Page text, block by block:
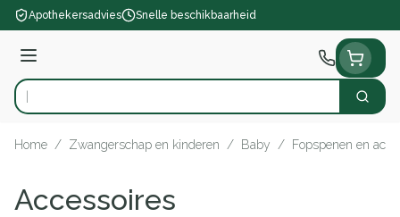
Ga naar de inhoud
Apothekersadvies Snelle beschikbaarheid
Menu
Product, merk, categorie... Zoek
Home / Zwangerschap en kinderen / Baby / Fopspenen en
Accessoires